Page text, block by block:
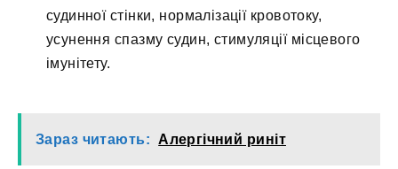
судинної стінки, нормалізації кровотоку,
усунення спазму судин, стимуляції місцевого
імунітету.
Зараз читають: Алергічний риніт